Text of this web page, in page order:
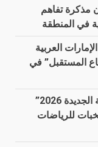
مذكرة تفاهم
في المنطقة
العربية
المستقبل” في
الرياض تستضيف “مؤتمر الرياضة العالمية الجديدة 2026”
للرياضات